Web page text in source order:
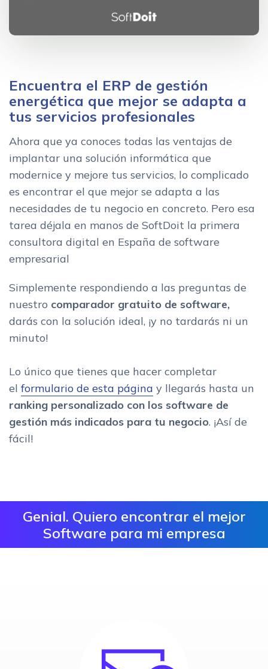
Encuentra el ERP de gestión
energética que mejor se adapta a
tus servicios profesionales
Ahora que ya conoces todas las ventajas de
implantar una solución informática que
modernice y mejore tus servicios, lo complicado
es encontrar el que mejor se adapta a las
necesidades de tu negocio en concreto. Pero esa
tarea déjala en manos de SoftDoit la primera
consultora digital en España de software
empresarial
Simplemente respondiendo a las preguntas de
nuestro comparador gratuito de software,
darás con la solución ideal, ¡y no tardarás ni un
minuto!
Lo único que tienes que hacer completar
el formulario de esta página y llegarás hasta un
ranking personalizado con los software de
gestión más indicados para tu negocio. ¡Así de
fácil!
Genial. Quiero encontrar el mejor
Software para mi empresa